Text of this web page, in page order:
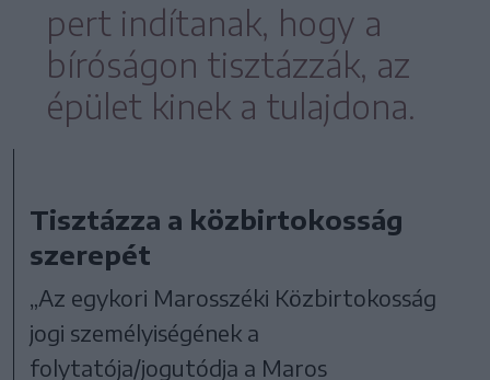
pert indítanak, hogy a
bíróságon tisztázzák, az
épület kinek a tulajdona.
Tisztázza a közbirtokosság
szerepét
„Az egykori Marosszéki Közbirtokosság
jogi személyiségének a
folytatója/jogutódja a Maros